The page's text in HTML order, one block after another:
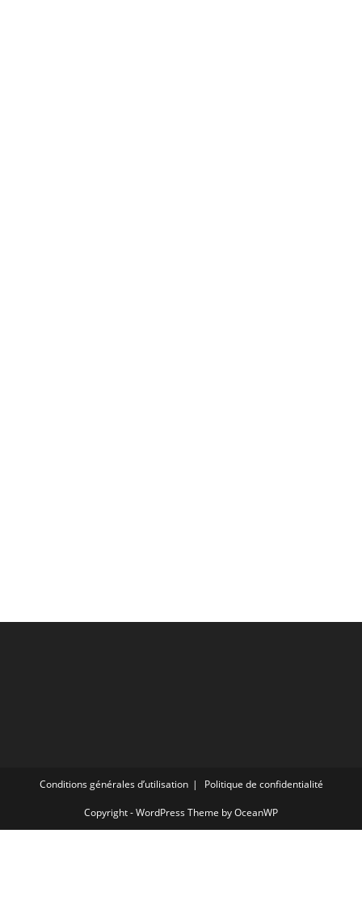
Conditions générales d’utilisation Politique de confidentialité
Copyright - WordPress Theme by OceanWP